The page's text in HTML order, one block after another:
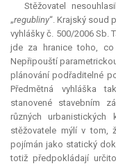
Stěžovatel
„regubliny“. Krajský soud
vyhlášky č. 500/2006 Sb.
jde za hranice toho,
Nepřipouští
plánování podřaditelné
Předmětná vyhláška
stanovené stavebním
různých
stěžovatele mýlí v tom,
pojímán jako statický
totiž předpokládají